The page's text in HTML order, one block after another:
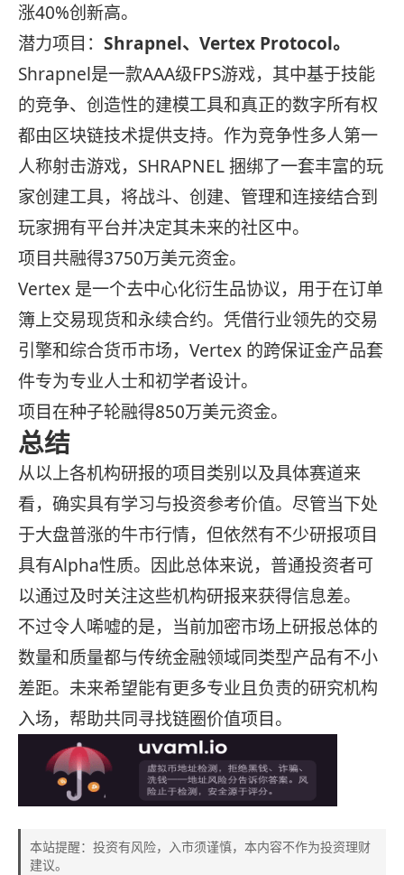
涨40%创新高。
潜力项目： Shrapnel、Vertex Protocol。
Shrapnel是一款AAA级FPS游戏，其中基于技能
的竞争、创造性的建模工具和真正的数字所有权
都由区块链技术提供支持。作为竞争性多人第一
人称射击游戏，SHRAPNEL 捆绑了一套丰富的玩
家创建工具，将战斗、创建、管理和连接结合到
玩家拥有平台并决定其未来的社区中。
项目共融得3750万美元资金。
Vertex 是一个去中心化衍生品协议，用于在订单
簿上交易现货和永续合约。凭借行业领先的交易
引擎和综合货币市场，Vertex 的跨保证金产品套
件专为专业人士和初学者设计。
项目在种子轮融得850万美元资金。
总结
从以上各机构研报的项目类别以及具体赛道来
看，确实具有学习与投资参考价值。尽管当下处
于大盘普涨的牛市行情，但依然有不少研报项目
具有Alpha性质。因此总体来说，普通投资者可
以通过及时关注这些机构研报来获得信息差。
不过令人唏嘘的是，当前加密市场上研报总体的
数量和质量都与传统金融领域同类型产品有不小
差距。未来希望能有更多专业且负责的研究机构
入场，帮助共同寻找链圈价值项目。
本站提醒：投资有风险，入市须谨慎，本内容不作为投资理财
建议。